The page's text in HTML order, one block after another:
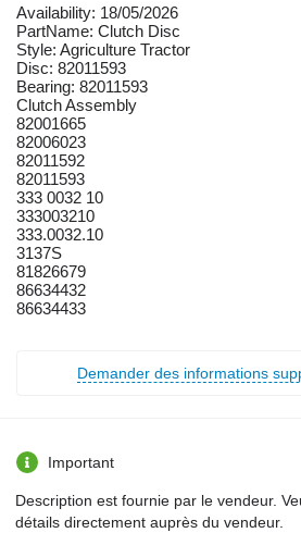
Availability: 18/05/2026
PartName: Clutch Disc
Style: Agriculture Tractor
Disc: 82011593
Bearing: 82011593
Clutch Assembly
82001665
82006023
82011592
82011593
333 0032 10
333003210
333.0032.10
3137S
81826679
86634432
86634433
Demander des informations
Important
Description est fournie par le vendeur.
détails directement auprès du vendeur.